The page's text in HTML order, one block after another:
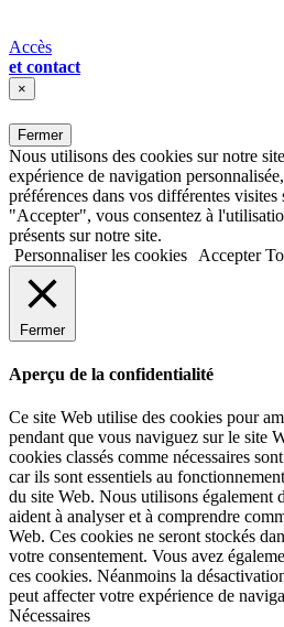
Accès
et contact
×
Fermer
Nous utilisons des cookies sur notre
expérience de navigation
préférences dans vos différentes
"Accepter", vous consentez à
présents sur notre site.
Personnaliser les cookies
Accepter
Fermer
Aperçu de la confidentialité
Ce site Web utilise des cookies pour
pendant que vous naviguez sur le site
cookies classés comme nécessaires
car ils sont essentiels au
du site Web. Nous utilisons également
aident à analyser et à comprendre
Web. Ces cookies ne seront stockés
votre consentement. Vous avez
ces cookies. Néanmoins la
peut affecter votre expérience de
Nécessaires